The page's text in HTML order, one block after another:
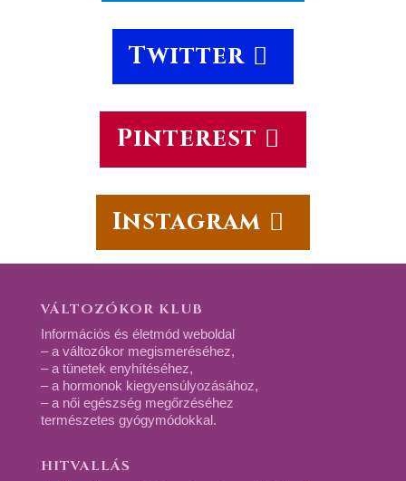
Twitter
Pinterest
Instagram
VÁLTOZÓKOR KLUB
Információs és életmód weboldal
– a változókor megismeréséhez,
– a tünetek enyhítéséhez,
– a hormonok kiegyensúlyozásához,
– a női egészség megőrzéséhez
természetes gyógymódokkal.
HITVALLÁS